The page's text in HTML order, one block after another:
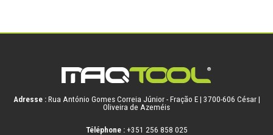
Adresse :Rua António Gomes Correia Júnior - Fração E | 3700-606 César |
Oliveira de Azeméis
Téléphone :+351 256 858 025